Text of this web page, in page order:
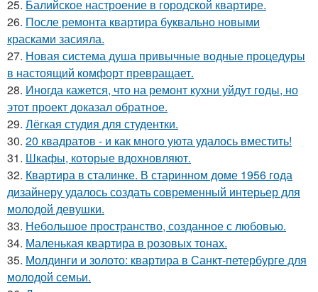
25. Балийское настроение в городской квартире.
26. После ремонта квартира буквально новыми
красками засияла.
27. Новая система душа привычные водные процедуры
в настоящий комфорт превращает.
28. Иногда кажется, что на ремонт кухни уйдут годы, но
этот проект доказал обратное.
29. Лёгкая студия для студентки.
30. 20 квадратов - и как много уюта удалось вместить!
31. Шкафы, которые вдохновляют.
32. Квартира в сталинке. В старинном доме 1956 года
дизайнеру удалось создать современный интерьер для
молодой девушки.
33. Небольшое пространство, созданное с любовью.
34. Маленькая квартира в розовых тонах.
35. Молдинги и золото: квартира в Санкт-петербурге для
молодой семьи.